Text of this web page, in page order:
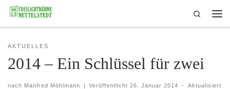
Skip to content
Search
AKTUELLES
2014 – Ein Schlüssel für zwei
nach Manfred Möhlmann | Veröffentlicht26. Januar 2014 -
Aktualisiert